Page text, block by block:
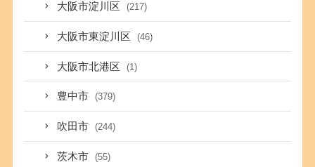
大阪市淀川区 (217)
大阪市東淀川区 (46)
大阪市北港区 (1)
豊中市 (379)
吹田市 (244)
茨木市 (55)